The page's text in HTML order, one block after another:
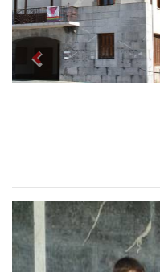
Previous